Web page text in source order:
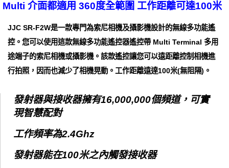
Multi 介面都適用 360度全範圍 工作距離可達100米
JJC SR-F2W是一款專門為索尼相機及攝影機設計的無線多功能遙
控。您可以使用這款無線多功能遙控器遙控帶 Multi Terminal 多用
途端子的索尼相機或攝影機。該款遙控讓您可以遠距離控制相機進
行拍照，因而也減少了相機晃動。工作距離遠達100米(無阻隔)。
發射器與接收器擁有16,000,000個頻道，可實
現智慧配對
工作頻率為2.4Ghz
發射器能在100米之內觸發接收器